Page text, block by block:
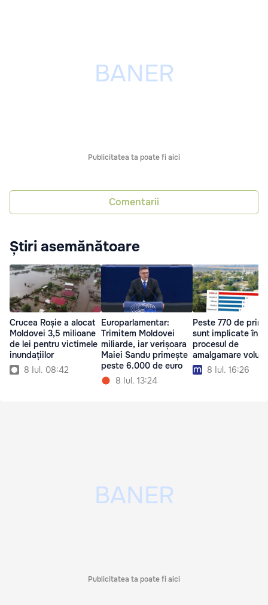
Publicitatea ta poate fi aici
Comentarii
Știri asemănătoare
Crucea Roșie a alocat
Moldovei 3,5 milioane
de lei pentru victimele
inundațiilor
8 Iul. 08:42
Europarlamentar:
Trimitem Moldovei
miliarde, iar verișoara
Maiei Sandu primește
peste 6.000 de euro
8 Iul. 13:24
Peste 770 de
sunt implicate în
procesul de
amalgamare
8 Iul. 16:26
Publicitatea ta poate fi aici